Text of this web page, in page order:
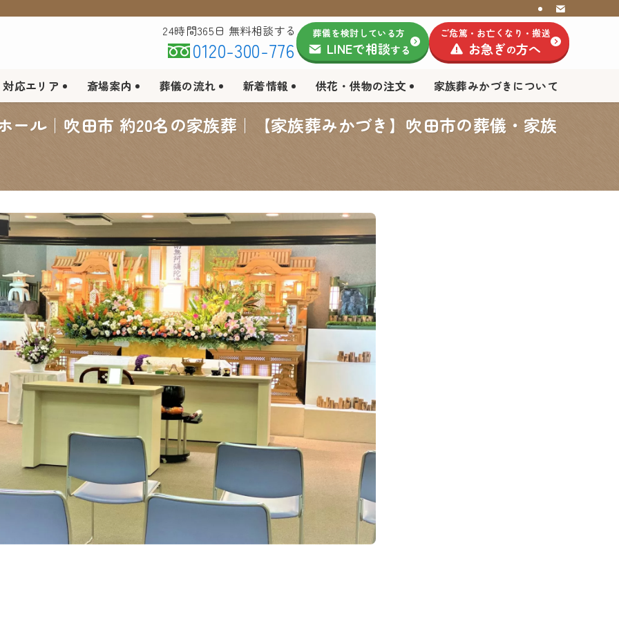
対応エリア 斎場案内 葬儀の流れ 新着情報 供花・供物の注文 家族葬みかづきについて
24時間365日 無料相談する
0120-300-776
葬儀を検討している方
LINEで相談する
ご危篤・お亡くなり・搬送
お急ぎの方へ
ール｜吹田市 約20名の家族葬｜【家族葬みかづき】吹田市の葬儀・家族